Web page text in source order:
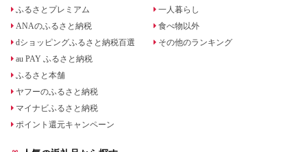
ふるさとプレミアム
ANAのふるさと納税
dショッピングふるさと納税百選
au PAY ふるさと納税
ふるさと本舗
ヤフーのふるさと納税
マイナビふるさと納税
ポイント還元キャンペーン
一人暮らし
食べ物以外
その他のランキング